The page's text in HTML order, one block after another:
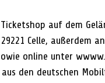
auf dem
Celle,
online unter
den deutschen